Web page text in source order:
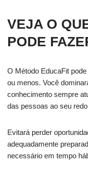
VEJA O
PODE
O Método EducaFit
ou menos. Você
conhecimento sempre
das pessoas ao seu
Evitará perder
adequadamente
necessário em tempo